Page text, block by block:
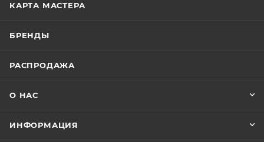
КАРТА МАСТЕРА
БРЕНДЫ
РАСПРОДАЖА
О НАС
ИНФОРМАЦИЯ